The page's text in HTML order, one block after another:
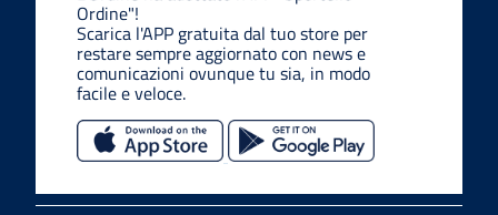
Ordine"!
Scarica l'APP gratuita dal tuo store per
restare sempre aggiornato con news e
comunicazioni ovunque tu sia, in modo
facile e veloce.